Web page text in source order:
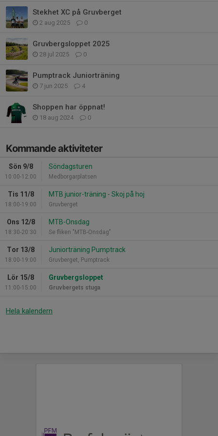
Stekhet XC på Gruvberget
2 aug 2025 0
Gruvbergsloppet 2025
28 jul 2025 0
Pumptrack Juniorträning
7 jun 2025 4
Shoppen har öppnat!
18 aug 2024 0
Kommande aktiviteter
Sön 9/8
10:00-12:00
Söndagsturen
Medborgarplatsen
Tis 11/8
18:00-19:00
MTB junior-träning - Skoj på hoj
Gruvberget
Ons 12/8
18:30-20:30
MTB-Onsdag
Se fliken "MTB-Onsdag"
Tor 13/8
18:00-19:00
Juniorträning Pumptrack
Gruvberget, Pumptrack
Lör 15/8
11:00-15:00
Gruvbergsloppet
Gruvbergets stuga
Hela kalendern